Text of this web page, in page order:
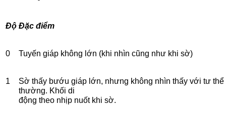
Độ Đặc điểm
0 Tuyến giáp không lớn (khi nhìn cũng như khi sờ)
1
Sờ thấy bướu giáp lớn, nhưng không nhìn thấy với tư thể
thường. Khối di
động theo nhịp nuốt khi sờ.